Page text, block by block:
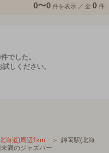
0〜0 件を表示 ／ 全 0 件
でした。
しください。
海道)周辺1km
錦岡駅(北海
満のジャズバー